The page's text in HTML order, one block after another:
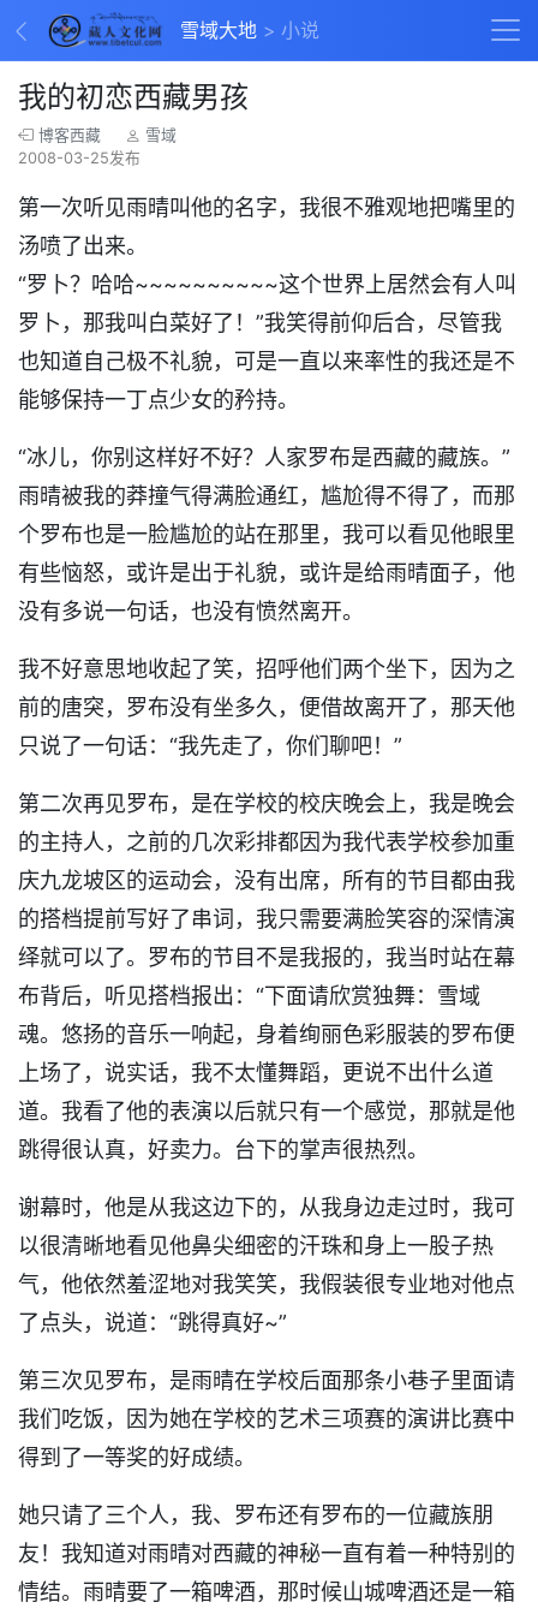
雪域大地 小说
我的初恋西藏男孩
博客西藏
雪域
2008-03-25发布
第一次听见雨晴叫他的名字，我很不雅观地把嘴里的
汤喷了出来。
“罗卜？哈哈~~~~~~~~~~这个世界上居然会有人叫
罗卜，那我叫白菜好了！”我笑得前仰后合，尽管我
也知道自己极不礼貌，可是一直以来率性的我还是不
能够保持一丁点少女的矜持。
“冰儿，你别这样好不好？人家罗布是西藏的藏族。”
雨晴被我的莽撞气得满脸通红，尴尬得不得了，而那
个罗布也是一脸尴尬的站在那里，我可以看见他眼里
有些恼怒，或许是出于礼貌，或许是给雨晴面子，他
没有多说一句话，也没有愤然离开。
我不好意思地收起了笑，招呼他们两个坐下，因为之
前的唐突，罗布没有坐多久，便借故离开了，那天他
只说了一句话：“我先走了，你们聊吧！”
第二次再见罗布，是在学校的校庆晚会上，我是晚会
的主持人，之前的几次彩排都因为我代表学校参加重
庆九龙坡区的运动会，没有出席，所有的节目都由我
的搭档提前写好了串词，我只需要满脸笑容的深情演
绎就可以了。罗布的节目不是我报的，我当时站在幕
布背后，听见搭档报出：“下面请欣赏独舞：雪域
魂。悠扬的音乐一响起，身着绚丽色彩服装的罗布便
上场了，说实话，我不太懂舞蹈，更说不出什么道
道。我看了他的表演以后就只有一个感觉，那就是他
跳得很认真，好卖力。台下的掌声很热烈。
谢幕时，他是从我这边下的，从我身边走过时，我可
以很清晰地看见他鼻尖细密的汗珠和身上一股子热
气，他依然羞涩地对我笑笑，我假装很专业地对他点
了点头，说道：“跳得真好~”
第三次见罗布，是雨晴在学校后面那条小巷子里面请
我们吃饭，因为她在学校的艺术三项赛的演讲比赛中
得到了一等奖的好成绩。
她只请了三个人，我、罗布还有罗布的一位藏族朋
友！我知道对雨晴对西藏的神秘一直有着一种特别的
情结。雨晴要了一箱啤酒，那时候山城啤酒还是一箱